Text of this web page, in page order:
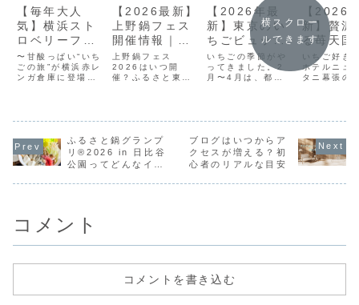
【毎年大人
気】横浜スト
ロベリーフェ
スティバル
2026｜売り切
れ前にチェッ
〜甘酸っぱい“いち
ごの旅”が横浜赤レ
ンガ倉庫に登場〜
人気イベント、
『横浜ストロベリ
ーフェスティバル
（Yokohama
【2026最新】
上野鍋フェス
開催情報｜ご
当地鍋VS旨だ
しおでん！日
程・混雑・見
上野鍋フェス
2026はいつ開
催？ふるさと東京
ころをまとめまし
た。寒い日って、
なぜかあったかい
ものを求めて外に
【2026年最
新】東京のい
ちごビュッフ
ェ厳選5選｜
予約必須の人
気ホテルまと
いちごの季節がや
ってきました。2
月〜4月は、都内
くなる空間。正
直、どこに行けば
いいか迷いません
か？今回は、タイ
【2026
新】贅沢
る苺天国
テルニュ
ータニ幕
スイーツ
いちご好き
ホテルニュ
タニ幕張の
いイベント
けました🍓
海浜幕張に
横スクロー
ルできます
ふるさと鍋グランプ
リ®2026 in 日比谷
公園ってどんなイベ
ブログはいつからア
クセスが増える？初
心者のリアルな目安
コメント
コメントを書き込む